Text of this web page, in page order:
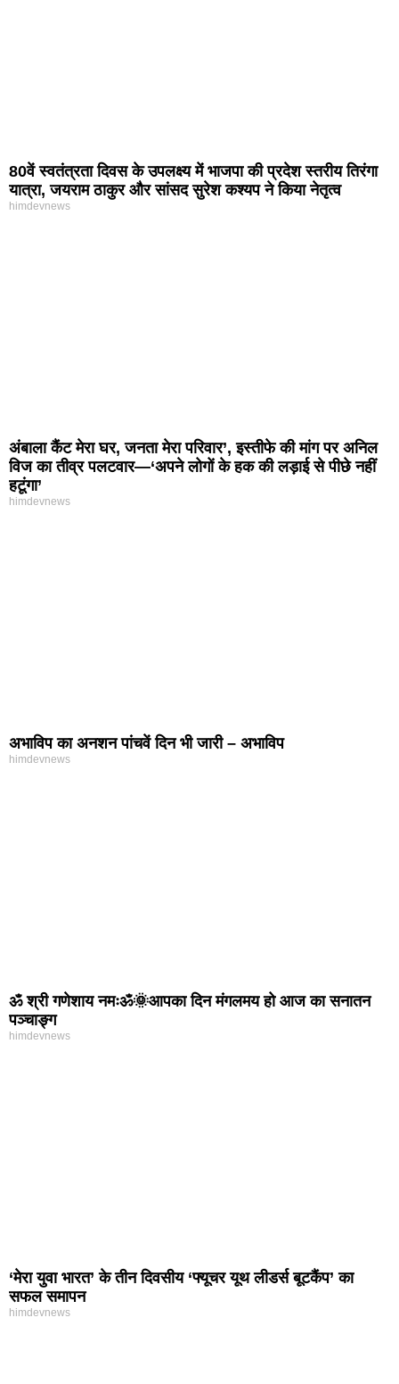
80वें स्वतंत्रता दिवस के उपलक्ष्य में भाजपा की प्रदेश स्तरीय तिरंगा
यात्रा, जयराम ठाकुर और सांसद सुरेश कश्यप ने किया नेतृत्व
himdevnews
अंबाला कैंट मेरा घर, जनता मेरा परिवार’, इस्तीफे की मांग पर अनिल
विज का तीव्र पलटवार—‘अपने लोगों के हक की लड़ाई से पीछे नहीं
हटूंगा’
himdevnews
अभाविप का अनशन पांचवें दिन भी जारी – अभाविप
himdevnews
ॐ श्री गणेशाय नमःॐ🌞आपका दिन मंगलमय हो आज का सनातन
पञ्चाङ्ग
himdevnews
‘मेरा युवा भारत’ के तीन दिवसीय ‘फ्यूचर यूथ लीडर्स बूटकैंप’ का
सफल समापन
himdevnews